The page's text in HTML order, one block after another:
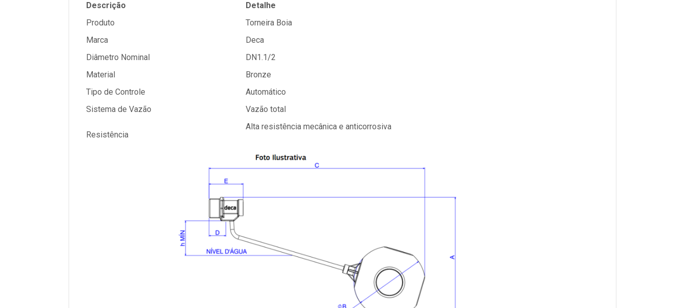
Descrição
Detalhe
Produto
Torneira Boia
Marca
Deca
Diâmetro Nominal
DN1.1/2
Material
Bronze
Tipo de Controle
Automático
Sistema de Vazão
Vazão total
Resistência
Alta resistência mecânica e anticorrosiva